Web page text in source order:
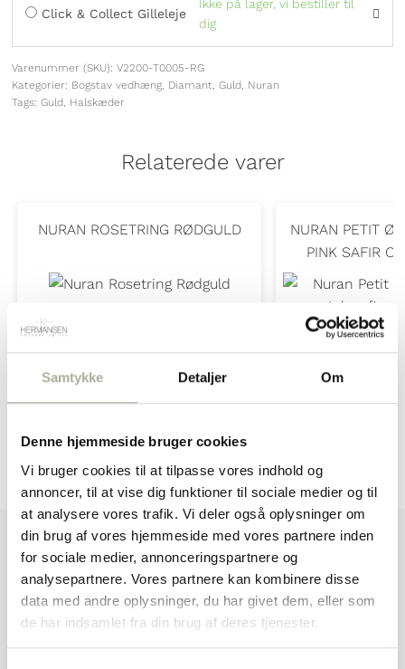
Samtykke Detaljer Om
Denne hjemmeside bruger cookies
Vi bruger cookies til at tilpasse vores indhold og
annoncer, til at vise dig funktioner til sociale medier og til
at analysere vores trafik. Vi deler også oplysninger om
din brug af vores hjemmeside med vores partnere inden
for sociale medier, annonceringspartnere og
analysepartnere. Vores partnere kan kombinere disse
data med andre oplysninger, du har givet dem, eller som
de har indsamlet fra din brug af deres tjenester.
Click & Collect Gilleleje
Ikke på lager, vi bestiller til
dig
Varenummer (SKU):V2200-T0005-RG
Kategorier: Bogstav vedhæng Diamant ,Guld Nuran
Tags:Guld Halskæder
Relaterede varer
NURAN ROSETRING RØDGULD
NURAN PETIT
PINK SAFIR
ALLERØD
+45 48 17 23 13
Randers Sølv
Scrouples
Støvring Design
SISTIE
Susanne Friis Bjørner